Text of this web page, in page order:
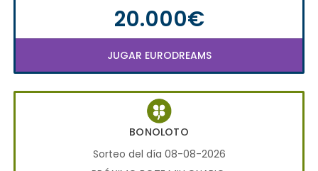
20.000€
JUGAR EURODREAMS
BONOLOTO
Sorteo del día 08-08-2026